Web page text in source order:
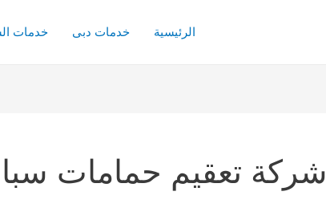
الرئيسية خدمات دبى خدمات
شركة تعقيم حمامات